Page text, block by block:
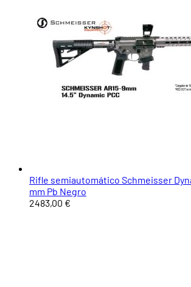
Rifle semiautomático Schmeisser
mm Pb Negro
2483,00 €